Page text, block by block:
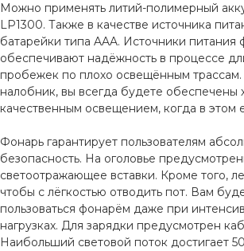
Можно применять литий-полимерный
LP1300. Также в качестве источника
батарейки типа AAA. Источники питания
обеспечивают надёжность в процессе
пробежек по плохо освещённым
налобник, вы всегда будете обеспечены
качественным освещением, когда в этом
Фонарь гарантирует пользователям
безопасность. На оголовье
светоотражающее вставки. Кроме того,
чтобы с лёгкостью отводить пот. Вам
пользоваться фонарём даже при
нагрузках. Для зарядки предусмотрен
Наибольший световой поток достигает